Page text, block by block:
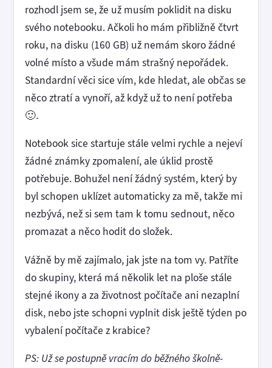
rozhodl jsem se, že už musím poklidit na disku
svého notebooku. Ačkoli ho mám přibližně čtvrt
roku, na disku (160 GB) už nemám skoro žádné
volné místo a všude mám strašný nepořádek.
Standardní věci sice vím, kde hledat, ale občas se
něco ztratí a vynoří, až když už to není potřeba
🙂.
Notebook sice startuje stále velmi rychle a nejeví
žádné známky zpomalení, ale úklid prostě
potřebuje. Bohužel není žádný systém, který by
byl schopen uklízet automaticky za mě, takže mi
nezbývá, než si sem tam k tomu sednout, něco
promazat a něco hodit do složek.
Vážně by mě zajímalo, jak jste na tom vy. Patříte
do skupiny, která má několik let na ploše stále
stejné ikony a za životnost počítače ani nezaplní
disk, nebo jste schopni vyplnit disk ještě týden po
vybalení počítače z krabice?
PS: Už se postupně vracím do běžného školně-